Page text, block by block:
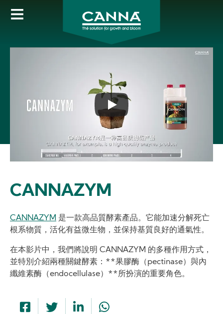
Skip
content
CANNAZYM
CANNAZYM 是一款高品質酵素產品。它能加速分解死亡
根系物質，活化有益微生物，並保持基質良好的通氣性。
在本影片中，我們將說明 CANNAZYM 的多種作用方式，
並特別介紹兩種關鍵酵素：**果膠酶（pectinase）與內
纖維素酶（endocellulase）**所扮演的重要角色。